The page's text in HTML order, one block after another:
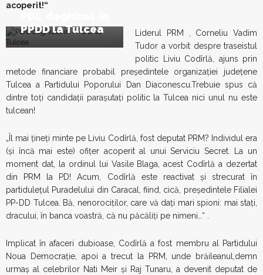
acoperit!“
PPDD la Tulcea
Liderul PRM , Corneliu Vadim
Tudor a vorbit despre traseistul
politic Liviu Codîrlă, ajuns prin
metode financiare probabil preşedintele organizaţiei judeţene
Tulcea a Partidului Poporului Dan Diaconescu.Trebuie spus că
dintre toţi candidaţii paraşutaţi politic la Tulcea nici unul nu este
tulcean!
„Îl mai ţineţi minte pe Liviu Codîrlă, fost deputat PRM? Individul era
(şi încă mai este) ofiţer acoperit al unui Serviciu Secret. La un
moment dat, la ordinul lui Vasile Blaga, acest Codîrlă a dezertat
din PRM la PD! Acum, Codîrlă este reactivat şi strecurat în
partiduleţul Puradelului din Caracal, fiind, cică, preşedintele Filialei
PP-DD Tulcea. Bă, nenorociţilor, care vă daţi mari spioni: mai staţi,
dracului, în banca voastră, că nu păcăliţi pe nimeni…“ .
Implicat în afaceri dubioase, Codîrlă a fost membru al Partidului
Noua Democraţie, apoi a trecut la PRM, unde brăileanul,demn
urmaş al celebrilor Nati Meir şi Raj Tunaru, a devenit deputat de